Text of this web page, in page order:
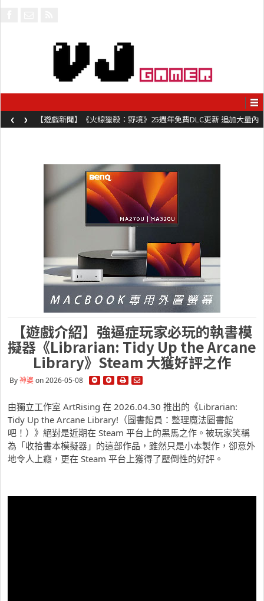
【遊戲新聞】《火線獵殺：野境》25週年免費DLC更新 追加大量內
容同時系舊作限時超平價折扣
‹ ›
【遊戲介紹】強逼症玩家必玩的執書模
擬器《Librarian: Tidy Up the Arcane
Library》Steam 大獲好評之作
By神婆on 2026-05-08
由獨立工作室 ArtRising 在 2026.04.30 推出的《Librarian:
Tidy Up the Arcane Library!（圖書館員：整理魔法圖書館
吧！）》絕對是近期在 Steam 平台上的黑馬之作。被玩家笑稱
為「收拾書本模擬器」的這部作品，雖然只是小本製作，卻意外
地令人上癮，更在 Steam 平台上獲得了壓倒性的好評。